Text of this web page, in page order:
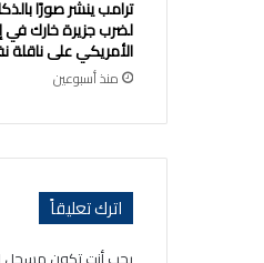
ترامب ينشر صورًا
لضرب جزيرة خارك في
الأمريكي على ناقلة
منذ أسبوعين
اترك تعليقاً